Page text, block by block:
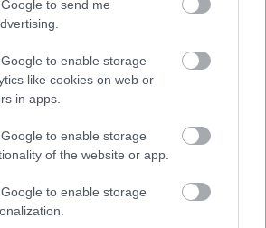
to send me
to enable storage
like cookies on web or
in apps.
to enable storage
of the website or app.
to enable storage
Most megtudhatod, nyertél
volna-e valaha!